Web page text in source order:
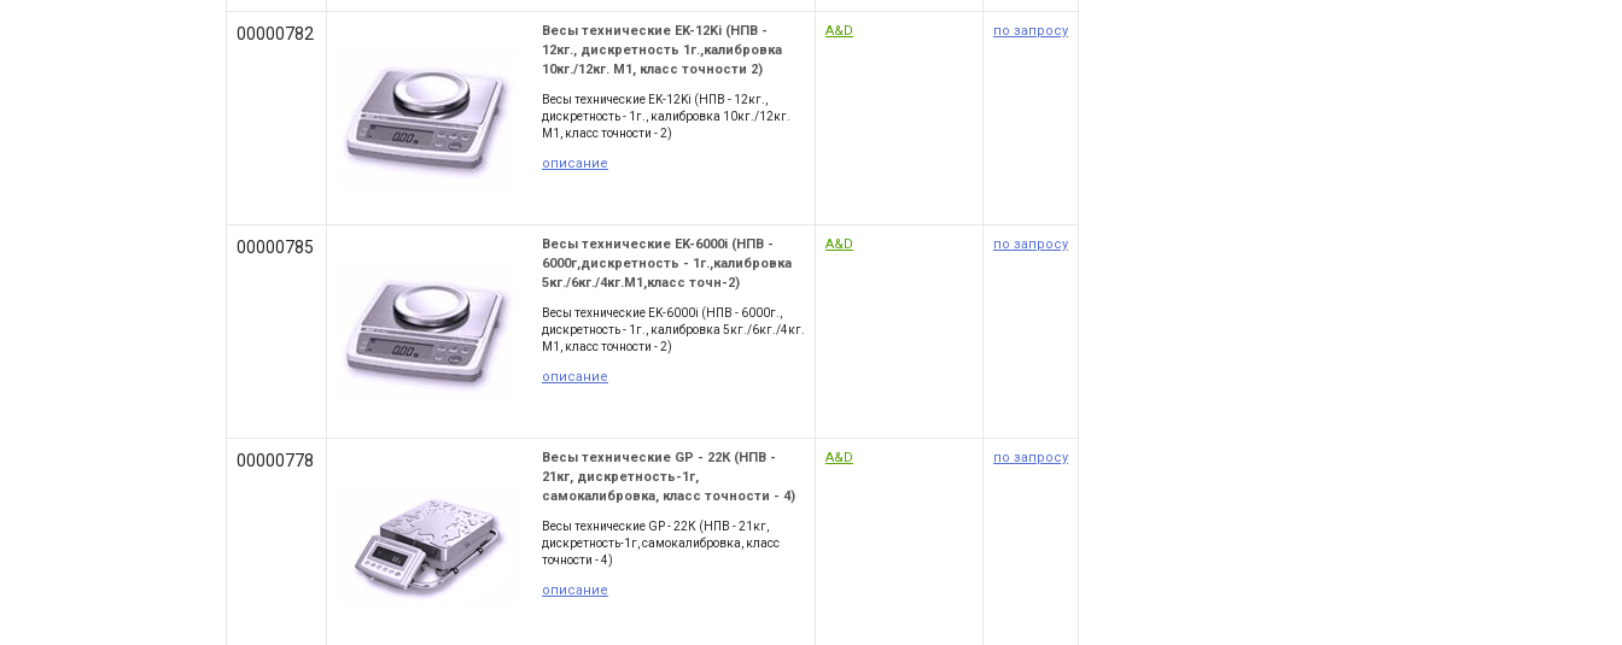
00000782
Весы технические EK-12Ki (НПВ -
12кг., дискретность 1г.,калибровка
10кг./12кг. М1, класс точности 2)
Весы технические EK-12Ki (НПВ - 12кг.,
дискретность - 1г., калибровка 10кг./12кг.
М1, класс точности - 2)
описание
A&D по запросу
00000785
Весы технические EK-6000i (НПВ -
6000г,дискретность - 1г.,калибровка
5кг./6кг./4кг.М1,класс точн-2)
Весы технические EK-6000i (НПВ - 6000г.,
дискретность - 1г., калибровка 5кг./6кг./4кг.
М1, класс точности - 2)
описание
A&D по запросу
00000778
Весы технические GP - 22К (НПВ -
21кг, дискретность-1г,
самокалибровка, класс точности - 4)
Весы технические GP - 22К (НПВ - 21кг,
дискретность-1г, самокалибровка, класс
точности - 4)
описание
A&D по запросу